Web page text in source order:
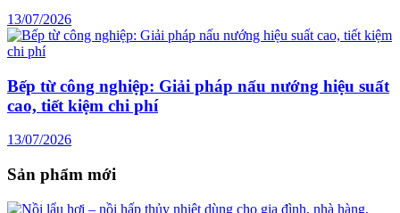
13/07/2026
Bếp từ công nghiệp: Giải pháp nấu nướng hiệu suất
cao, tiết kiệm chi phí
13/07/2026
Sản phẩm mới